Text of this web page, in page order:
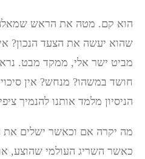
הוא קם. מטה את הראש
שהוא יעשה את הצעד הנכון?
מביט ישר אלי, ממקד מבט.
חושד במשהו? מנחש? אין
הניסיון מלמד אותנו להנמיך
מה יקרה אם וכאשר ישלים את
כאשר השריג העולמי שהוצע,